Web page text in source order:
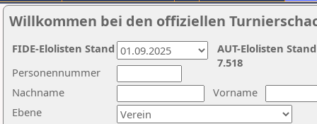
Willkommen bei den offiziellen
Nachname
Vorname
Ebene
Personennummer
AUT-Elolisten
7.518
FIDE-Elolisten Stand